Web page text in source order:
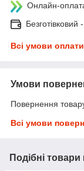
Онлайн-
Всі умови оплати
Умови
Повернення
Всі умови
Подібні товари